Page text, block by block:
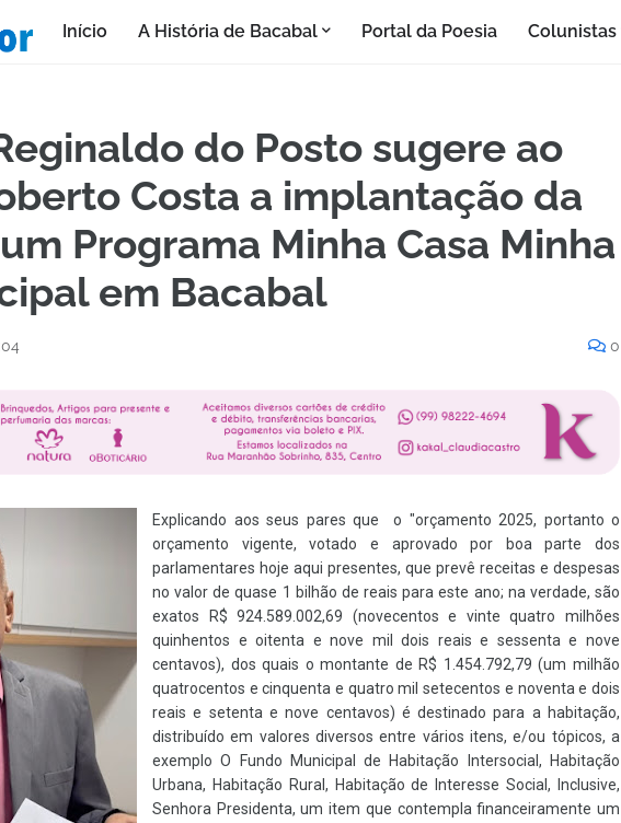
Início A História de Bacabal Portal da Poesia Colunistas
do Posto sugere ao
Costa a implantação da
Programa Minha Casa Minha
em Bacabal
0
Explicando aos seus pares que o "orçamento 2025, portanto o
orçamento vigente, votado e aprovado por boa parte dos
parlamentares hoje aqui presentes, que prevê receitas e despesas
no valor de quase 1 bilhão de reais para este ano; na verdade, são
exatos R$ 924.589.002,69 (novecentos e vinte quatro milhões
quinhentos e oitenta e nove mil dois reais e sessenta e nove
centavos), dos quais o montante de R$ 1.454.792,79 (um milhão
quatrocentos e cinquenta e quatro mil setecentos e noventa e dois
reais e setenta e nove centavos) é destinado para a habitação,
distribuído em valores diversos entre vários itens, e/ou tópicos, a
exemplo O Fundo Municipal de Habitação Intersocial, Habitação
Urbana, Habitação Rural, Habitação de Interesse Social, Inclusive,
Senhora Presidenta, um item que contempla financeiramente um